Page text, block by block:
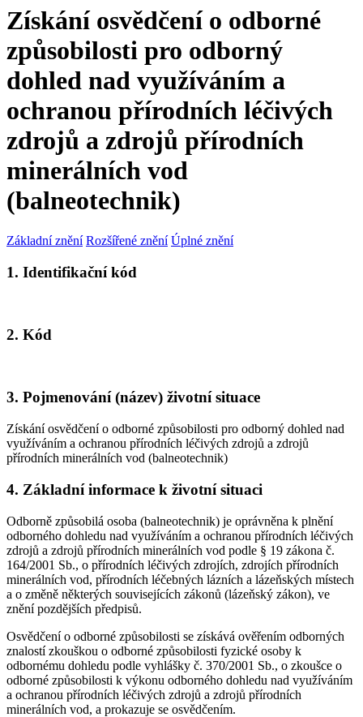
Získání osvědčení o odborné
způsobilosti pro odborný
dohled nad využíváním a
ochranou přírodních léčivých
zdrojů a zdrojů přírodních
minerálních vod
(balneotechnik)
Základní znění Rozšířené znění Úplné znění
1. Identifikační kód
2. Kód
3. Pojmenování (název) životní situace
Získání osvědčení o odborné způsobilosti pro odborný dohled nad
využíváním a ochranou přírodních léčivých zdrojů a zdrojů
přírodních minerálních vod (balneotechnik)
4. Základní informace k životní situaci
Odborně způsobilá osoba (balneotechnik) je oprávněna k plnění
odborného dohledu nad využíváním a ochranou přírodních léčivých
zdrojů a zdrojů přírodních minerálních vod podle § 19 zákona č.
164/2001 Sb., o přírodních léčivých zdrojích, zdrojích přírodních
minerálních vod, přírodních léčebných lázních a lázeňských místech
a o změně některých souvisejících zákonů (lázeňský zákon), ve
znění pozdějších předpisů.
Osvědčení o odborné způsobilosti se získává ověřením odborných
znalostí zkouškou o odborné způsobilosti fyzické osoby k
odbornému dohledu podle vyhlášky č. 370/2001 Sb., o zkoušce o
odborné způsobilosti k výkonu odborného dohledu nad využíváním
a ochranou přírodních léčivých zdrojů a zdrojů přírodních
minerálních vod, a prokazuje se osvědčením.